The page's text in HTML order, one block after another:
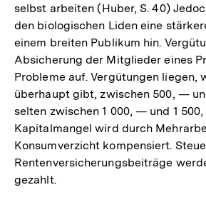
selbst arbeiten (Huber, S. 40)
den biologischen Liden eine
einem breiten Publikum hin.
Absicherung der Mitglieder eines
Probleme auf. Vergütungen liegen,
überhaupt gibt, zwischen 500, —
selten zwischen 1 000, — und 1
Kapitalmangel wird durch
Konsumverzicht kompensiert.
Rentenversicherungsbeiträge
gezahlt.